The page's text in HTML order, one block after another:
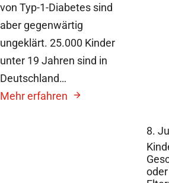
8.
von Typ-1-Diabetes sind
aber gegenwärtig
ungeklärt. 25.000 Kinder
unter 19 Jahren sind in
Deutschland…
Mehr erfahren